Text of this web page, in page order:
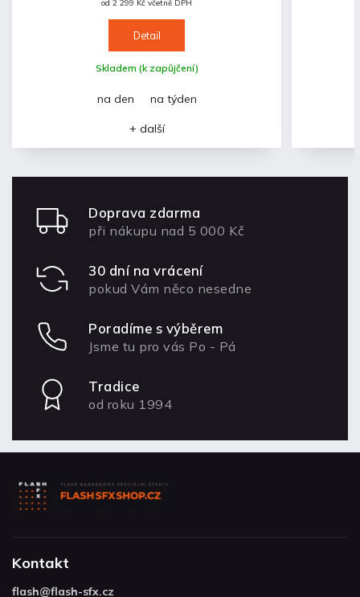
Skladem (k zapůjčení)
od 2 299 Kč včetně DPH
Detail
na den na týden
+ další
Doprava zdarma
při nákupu nad 5 000 Kč
30 dní na vrácení
pokud Vám něco nesedne
Poradíme s výběrem
Jsme tu pro vás Po - Pá
Tradice
od roku 1994
Kontakt
flash@flash-sfx.cz